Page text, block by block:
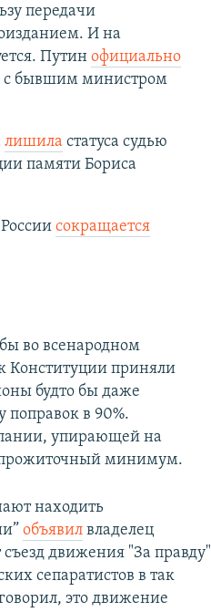
передачи
И на
Путин официально
с бывшим министром
лишила статуса судью
памяти Бориса
сокращается
во всенародном
Конституции приняли
будто бы даже
поправок в 90%.
упирающей на
минимум.
находить
объявил владелец
движения "За правду"
сепаратистов в так
это движение